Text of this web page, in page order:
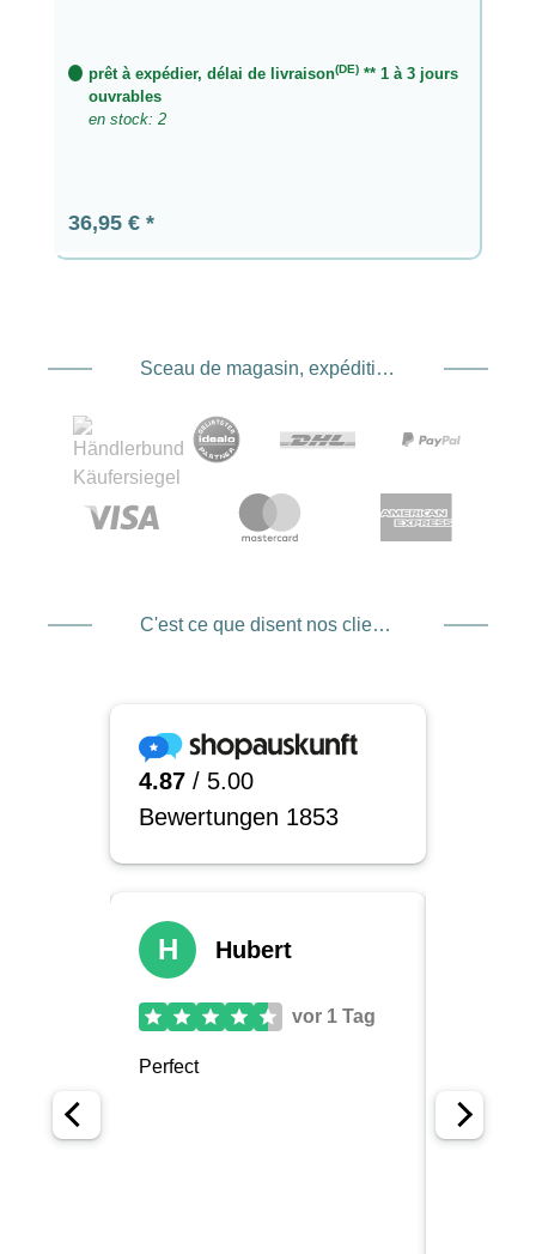
prêt à expédier, délai de livraison(DE)** 1 à 3 jours
ouvrables
en stock: 2
Prix régulier :
36,95 €
Sceau de magasin, expédition et expédition. Prestataire de services de paiement
C'est ce que disent nos clients